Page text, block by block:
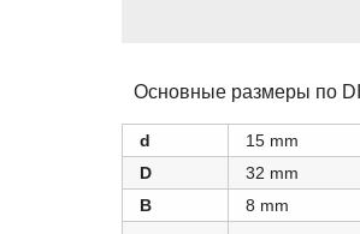
Основные размеры по
d
15 mm
D
32 mm
B
8 mm